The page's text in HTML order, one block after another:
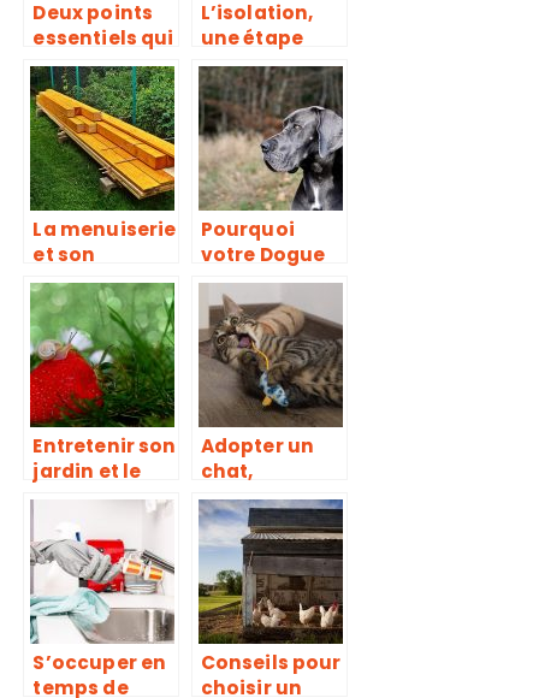
Deux points
essentiels qui
concourent à
l’obtention
d’un bon
devis
L’isolation,
une étape
importante
de la
construction
La menuiserie
et son
importance :
La menuiserie
externe un
des deux
types
Pourquoi
votre Dogue
Allemand
fugue?
Entretenir son
jardin et le
décorer
Adopter un
chat,
comment s’y
prendre
S’occuper en
temps de
Conseils pour
choisir un